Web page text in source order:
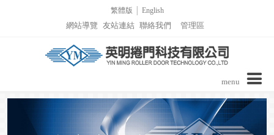
繁體版
English
網站導覽
友站連結 聯絡我們 管理區
menu
公司介紹